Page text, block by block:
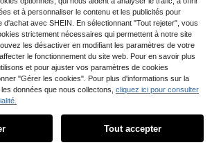
et à personnaliser le contenu et les publicités pour
d'achat avec SHEIN. En sélectionnant "Tout rejeter", vous
strictement nécessaires qui permettent à notre site
les désactiver en modifiant les paramètres de votre
le fonctionnement du site web. Pour en savoir plus
et pour ajuster vos paramètres de cookies
"Gérer les cookies". Pour plus d'informations sur la
données que nous collectons, cliquez ici pour consulter
Tout accepter